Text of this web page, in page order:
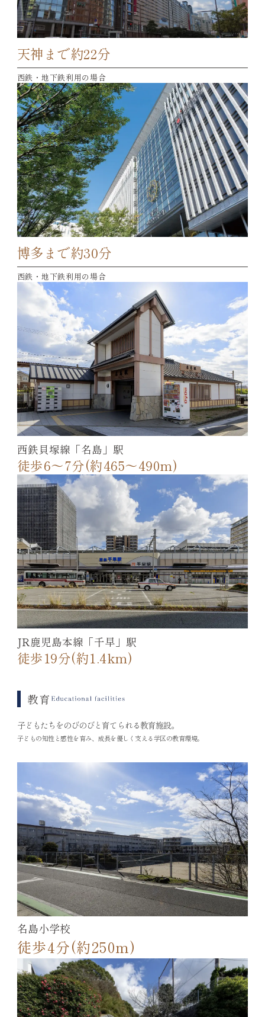
天神まで約22分
西鉄・地下鉄利用の場合
博多まで約30分
西鉄・地下鉄利用の場合
西鉄貝塚線「名島」駅
徒歩6～7分(約465～490m)
JR鹿児島本線「千早」駅
徒歩19分(約1.4km)
教育
子どもたちをのびのびと育てられる教育施設。
子どもの知性と感性を育み、成長を優しく支える学区の教育環境。
名島小学校
徒歩4分(約250m)